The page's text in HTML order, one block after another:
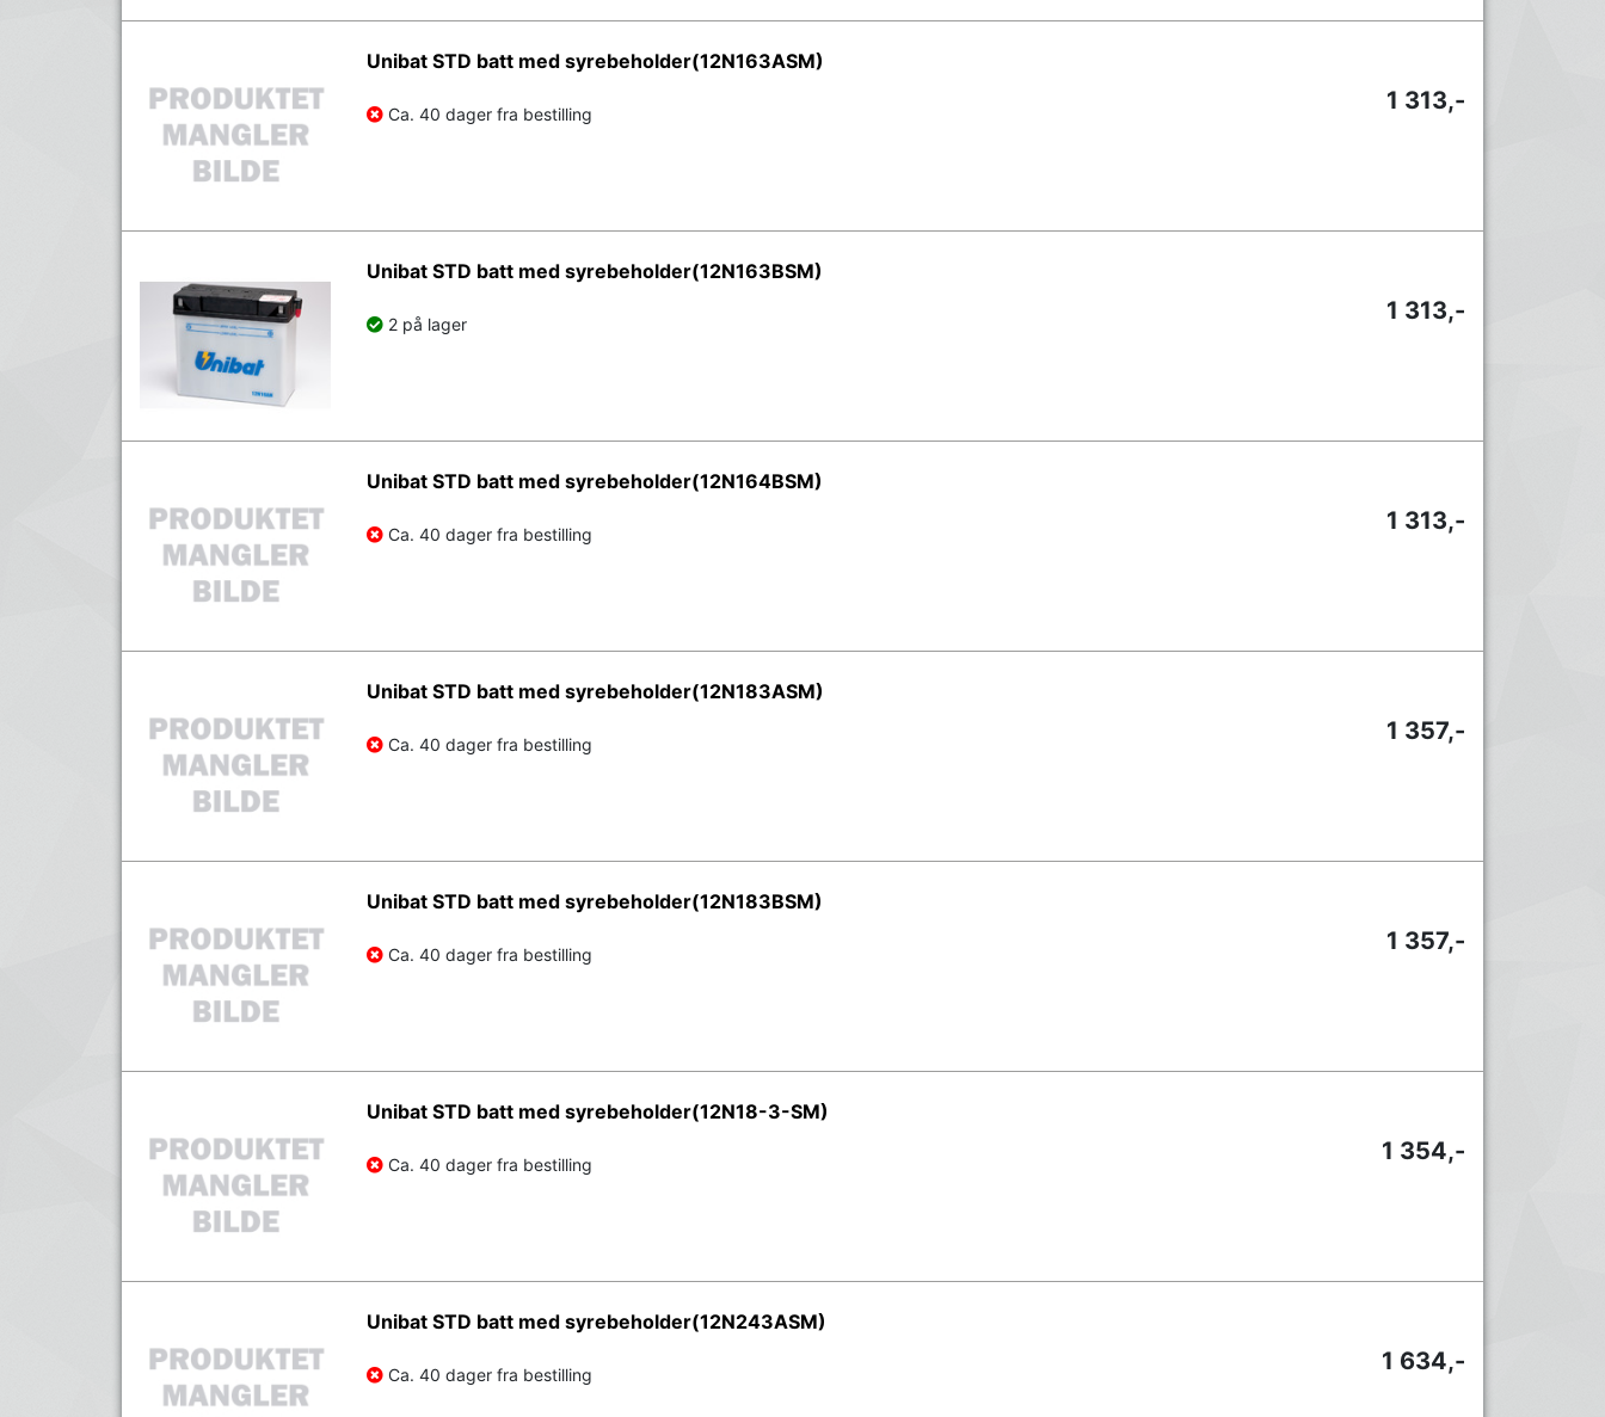
Unibat STD batt med syrebeholder(12N163ASM)
Ca. 40 dager fra bestilling 1 313,-
Unibat STD batt med syrebeholder(12N163BSM)
2 på lager 1 313,-
Unibat STD batt med syrebeholder(12N164BSM)
Ca. 40 dager fra bestilling 1 313,-
Unibat STD batt med syrebeholder(12N183ASM)
Ca. 40 dager fra bestilling 1 357,-
Unibat STD batt med syrebeholder(12N183BSM)
Ca. 40 dager fra bestilling 1 357,-
Unibat STD batt med syrebeholder(12N18-3-SM)
Ca. 40 dager fra bestilling 1 354,-
Unibat STD batt med syrebeholder(12N243ASM)
Ca. 40 dager fra bestilling 1 634,-